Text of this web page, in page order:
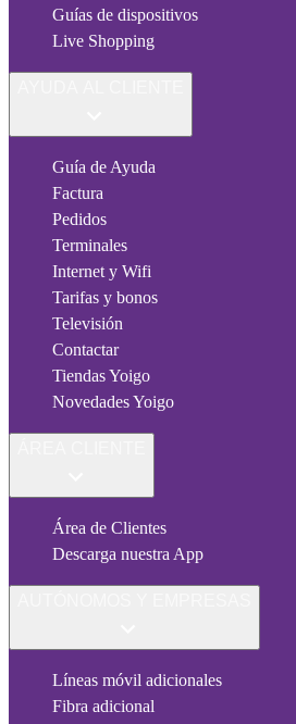
Guías de dispositivos
Live Shopping
Guía de Ayuda
Factura
Pedidos
Terminales
Internet y Wifi
Tarifas y bonos
Televisión
Contactar
Tiendas Yoigo
Novedades Yoigo
Área de Clientes
Descarga nuestra App
Líneas móvil adicionales
Fibra adicional